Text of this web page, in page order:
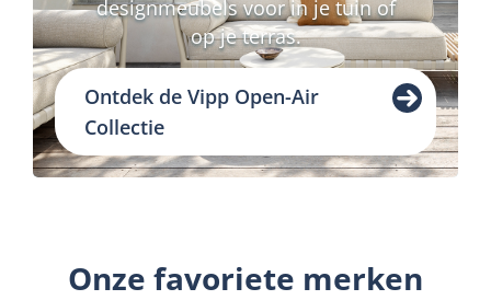
designmeubels voor in je tuin of
op je terras.
Ontdek de Vipp Open-Air
Collectie
Onze favoriete merken